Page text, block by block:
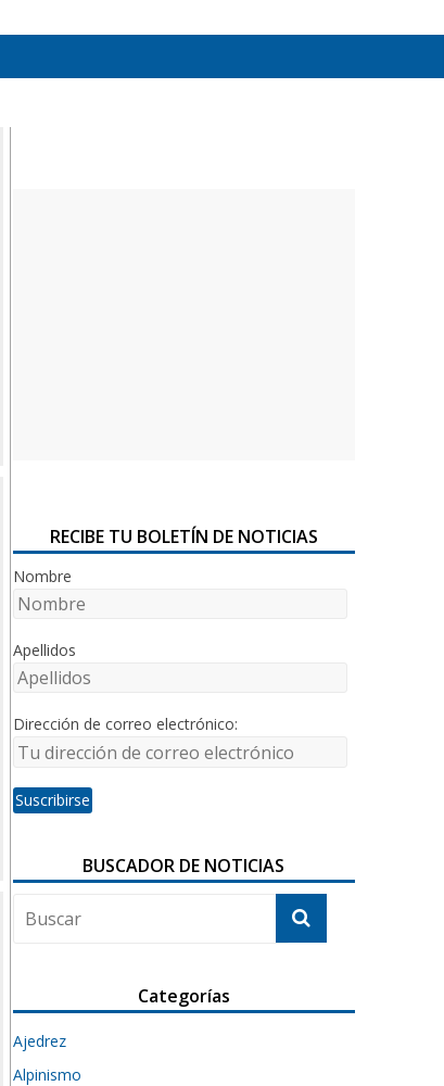
RECIBE TU BOLETÍN DE NOTICIAS
Nombre
Apellidos
Dirección de correo electrónico:
BUSCADOR DE NOTICIAS
Categorías
Ajedrez
Alpinismo